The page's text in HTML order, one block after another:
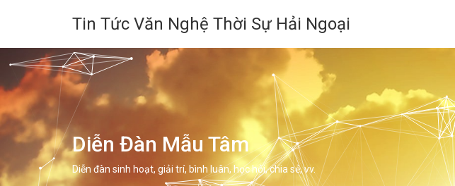
Tin Tức Văn Nghệ Thời Sự Hải Ngoại
Diễn Đàn Mẫu Tâm
Diễn đàn sinh hoạt, giải trí, bình luân, học hỏi, chia sẻ, vv.